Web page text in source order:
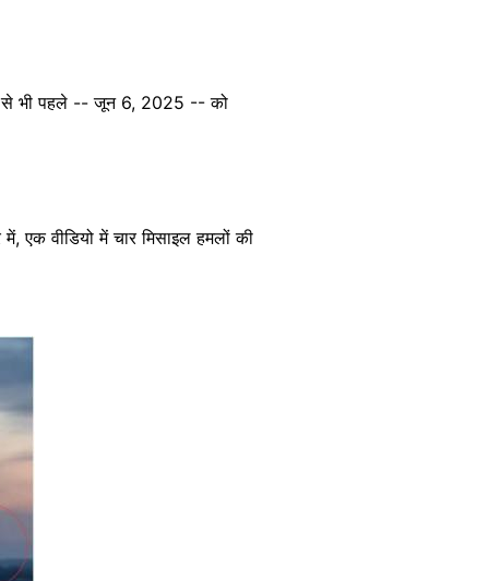
से भी पहले -- जून 6, 2025 -- को
वीडियो में चार मिसाइल हमलों की